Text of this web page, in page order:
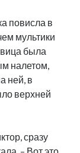
повисла в
мультики
была
налетом,
ней, в
верхней
сразу